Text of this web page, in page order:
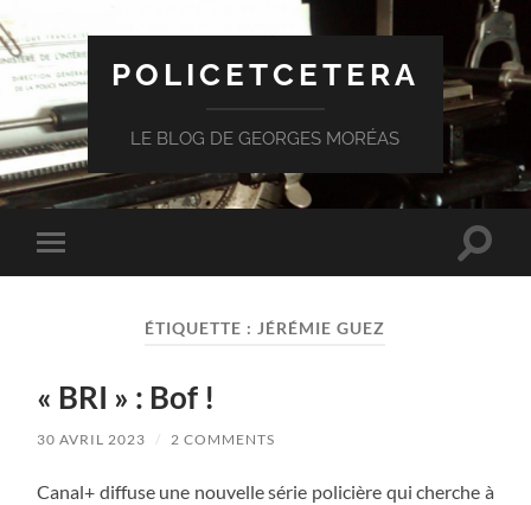
POLICETCETERA
LE BLOG DE GEORGES MORÉAS
Toggle
mobile
Toggle
ÉTIQUETTE : JÉRÉMIE GUEZ
« BRI » : Bof !
30 AVRIL 2023 / 2 COMMENTS
Canal+ diffuse une nouvelle série policière qui cherche à